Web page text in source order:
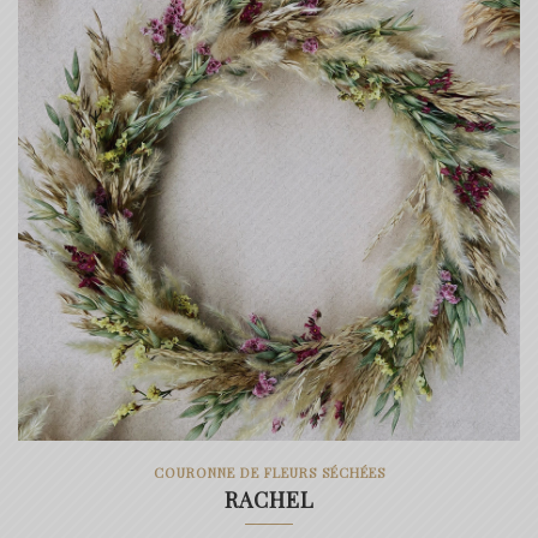
40.00€
COURONNE DE FLEURS SÉCHÉES
RACHEL